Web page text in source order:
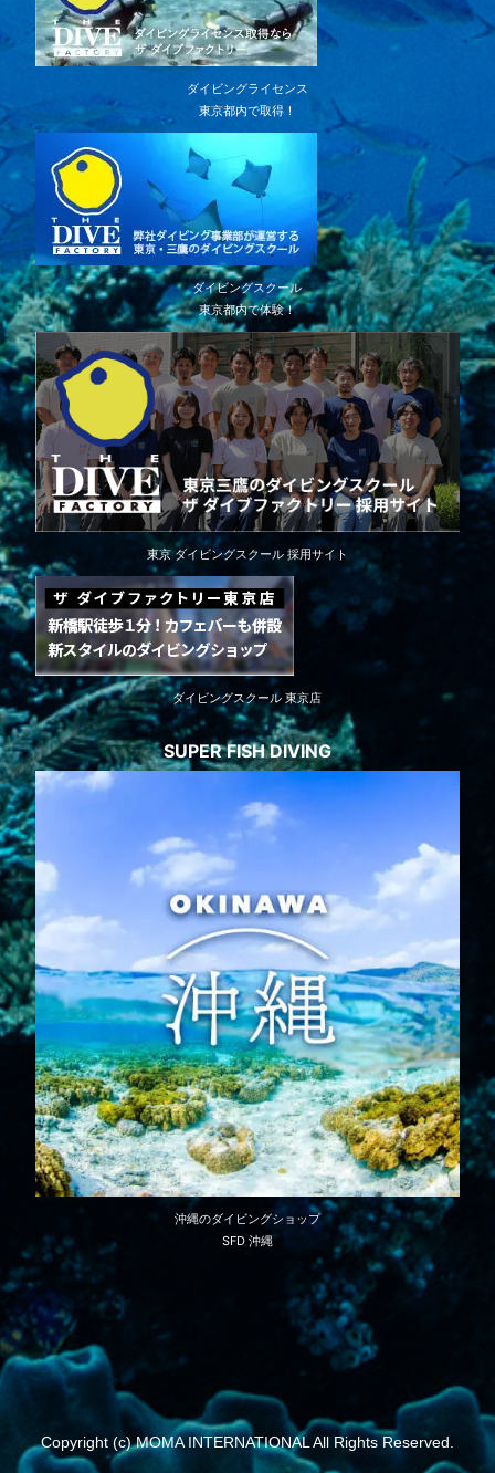
ダイビングライセンス
東京都内で取得！
ダイビングスクール
東京都内で体験！
東京 ダイビングスクール 採用サイト
ダイビングスクール 東京店
SUPER FISH DIVING
沖縄のダイビングショップ
SFD 沖縄
Copyright (c) MOMA INTERNATIONAL All Rights Reserved.